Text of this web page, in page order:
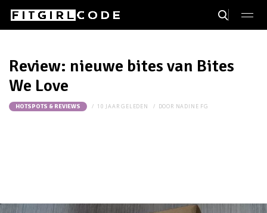
Review: nieuwe bites van Bites
We Love
HOTSPOTS & REVIEWS 10 JAAR GELEDEN DOOR NADINE FG